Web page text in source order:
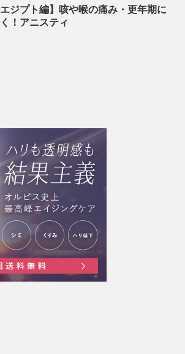
エジプト編】咳や喉の痛み・更年期に
！アニスティ